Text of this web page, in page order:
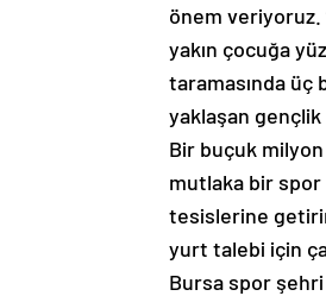
önem veriyoruz.
yakın çocuğa
taramasında üç
yaklaşan
Bir buçuk
mutlaka bir spor
tesislerine
yurt talebi için
Bursa spor şehri